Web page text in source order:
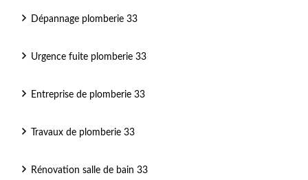
Dépannage plomberie 33
Urgence fuite plomberie 33
Entreprise de plomberie 33
Travaux de plomberie 33
Rénovation salle de bain 33